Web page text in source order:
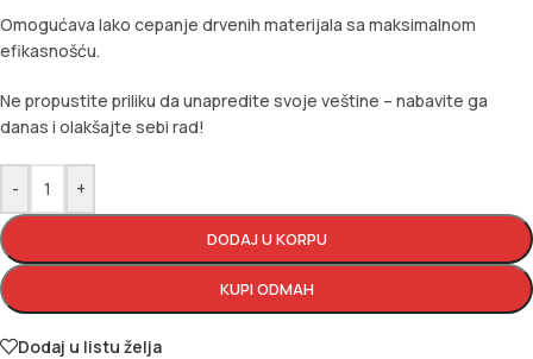
Omogućava lako cepanje drvenih materijala sa maksimalnom
efikasnošću.
Ne propustite priliku da unapredite svoje veštine – nabavite ga
danas i olakšajte sebi rad!
- +
DODAJ U KORPU
KUPI ODMAH
Dodaj u listu želja